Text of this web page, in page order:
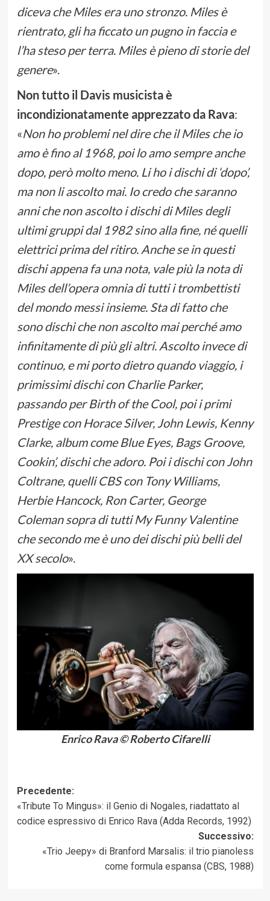
diceva che Miles era uno stronzo. Miles è
rientrato, gli ha ficcato un pugno in faccia e
l’ha steso per terra. Miles è pieno di storie del
genere».
Non tutto il Davis musicista è
incondizionatamente apprezzato da Rava:
«Non ho problemi nel dire che il Miles che io
amo è fino al 1968, poi lo amo sempre anche
dopo, però molto meno. Li ho i dischi di ‘dopo’,
ma non li ascolto mai. Io credo che saranno
anni che non ascolto i dischi di Miles degli
ultimi gruppi dal 1982 sino alla fine, né quelli
elettrici prima del ritiro. Anche se in questi
dischi appena fa una nota, vale più la nota di
Miles dell’opera omnia di tutti i trombettisti
del mondo messi insieme. Sta di fatto che
sono dischi che non ascolto mai perché amo
infinitamente di più gli altri. Ascolto invece di
continuo, e mi porto dietro quando viaggio, i
primissimi dischi con Charlie Parker,
passando per Birth of the Cool, poi i primi
Prestige con Horace Silver, John Lewis, Kenny
Clarke, album come Blue Eyes, Bags Groove,
Cookin’, dischi che adoro. Poi i dischi con John
Coltrane, quelli CBS con Tony Williams,
Herbie Hancock, Ron Carter, George
Coleman sopra di tutti My Funny Valentine
che secondo me è uno dei dischi più belli del
XX secolo».
Enrico Rava © Roberto Cifarelli
Navigazione
articolo
Precedente:
«Tribute To Mingus»: il Genio di Nogales, riadattato al
codice espressivo di Enrico Rava (Adda Records, 1992)
Successivo:
«Trio Jeepy» di Branford Marsalis: il trio pianoless
come formula espansa (CBS, 1988)